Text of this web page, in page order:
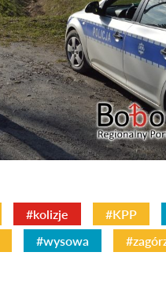
#kolizje #KPP
#wysowa